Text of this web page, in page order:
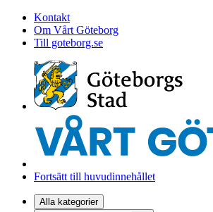
Kontakt
Om Vårt Göteborg
Till goteborg.se
Fortsätt till huvudinnehållet
Alla kategorier